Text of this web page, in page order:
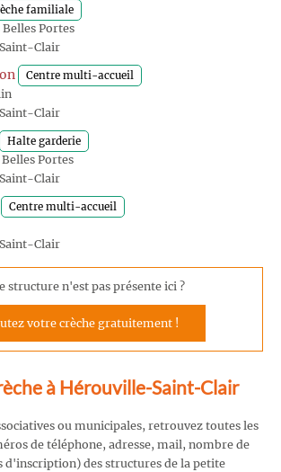
familiale
Portes
Clair
Centre multi-accueil
Clair
Halte garderie
Portes
Clair
Centre multi-accueil
Clair
structure n'est pas présente ici ?
votre crèche gratuitement !
à Hérouville-Saint-Clair
ou municipales, retrouvez toutes les
de téléphone, adresse, mail, nombre de
d'inscription) des structures de la petite